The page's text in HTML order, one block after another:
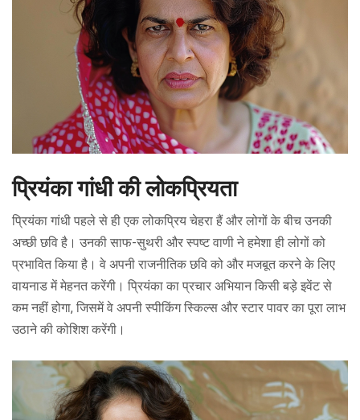
प्रियंका गांधी की लोकप्रियता
प्रियंका गांधी पहले से ही एक लोकप्रिय चेहरा हैं और लोगों के बीच उनकी
अच्छी छवि है। उनकी साफ-सुथरी और स्पष्ट वाणी ने हमेशा ही लोगों को
प्रभावित किया है। वे अपनी राजनीतिक छवि को और मजबूत करने के लिए
वायनाड में मेहनत करेंगी। प्रियंका का प्रचार अभियान किसी बड़े इवेंट से
कम नहीं होगा, जिसमें वे अपनी स्पीकिंग स्किल्स और स्टार पावर का पूरा लाभ
उठाने की कोशिश करेंगी।